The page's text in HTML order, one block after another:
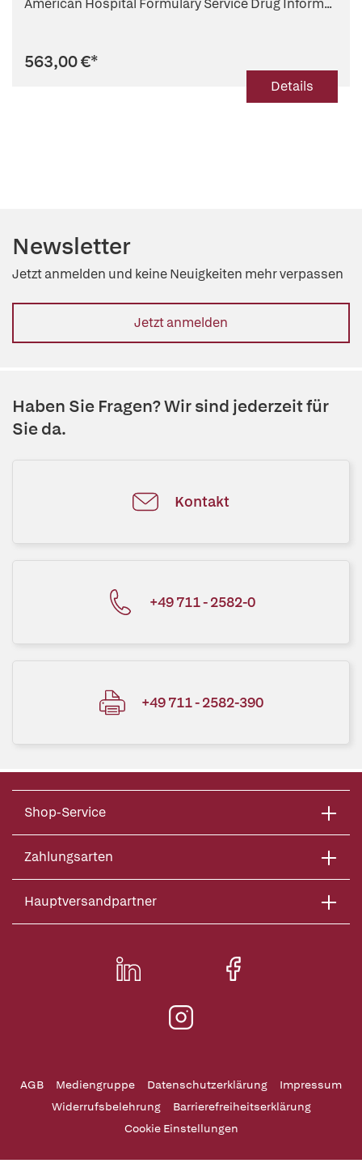
American Hospital Formulary Service Drug Inform...
563,00 €*
Details
Newsletter
Jetzt anmelden und keine Neuigkeiten mehr verpassen
Jetzt anmelden
Haben Sie Fragen? Wir sind jederzeit für
Sie da.
Kontakt
+49 711 - 2582-0
+49 711 - 2582-390
Shop-Service
Zahlungsarten
Hauptversandpartner
AGB Mediengruppe Datenschutzerklärung
Impressum
Widerrufsbelehrung
Barrierefreiheitserklärung
Cookie Einstellungen